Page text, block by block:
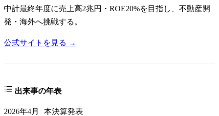
中計最終年度に売上高2兆円・ROE20%を目指し、不動産開
発・海外へ挑戦する。
公式サイトを見る →
出来事の年表
2026年4月 本決算発表